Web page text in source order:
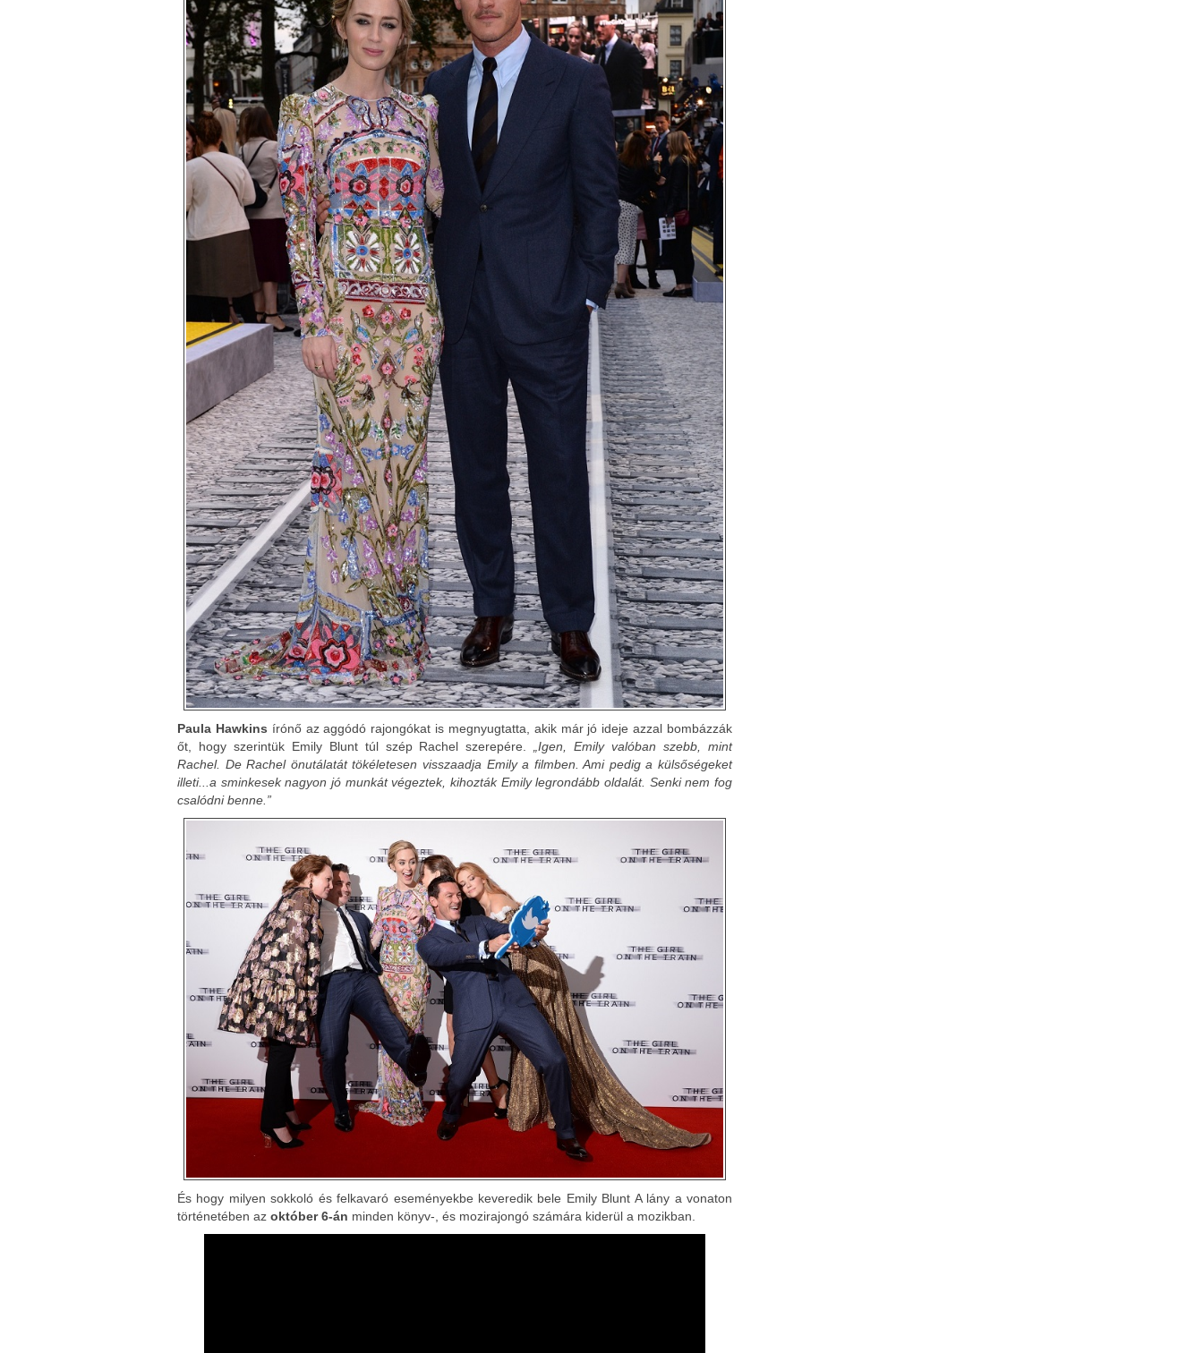
Paula Hawkins írónő az aggódó rajongókat is megnyugtatta, akik már jó ideje azzal bombázzák
őt, hogy szerintük Emily Blunt túl szép Rachel szerepére.
„Igen, Emily valóban szebb, mint
Rachel. De Rachel önutálatát tökéletesen visszaadja Emily a filmben. Ami pedig a külsőségeket
illeti...a sminkesek nagyon jó munkát végeztek, kihozták Emily legrondább oldalát. Senki nem fog
csalódni benne.”
És hogy milyen sokkoló és felkavaró eseményekbe keveredik bele Emily Blunt A lány a vonaton
történetében az október 6-án minden könyv-, és mozirajongó számára kiderül a mozikban.